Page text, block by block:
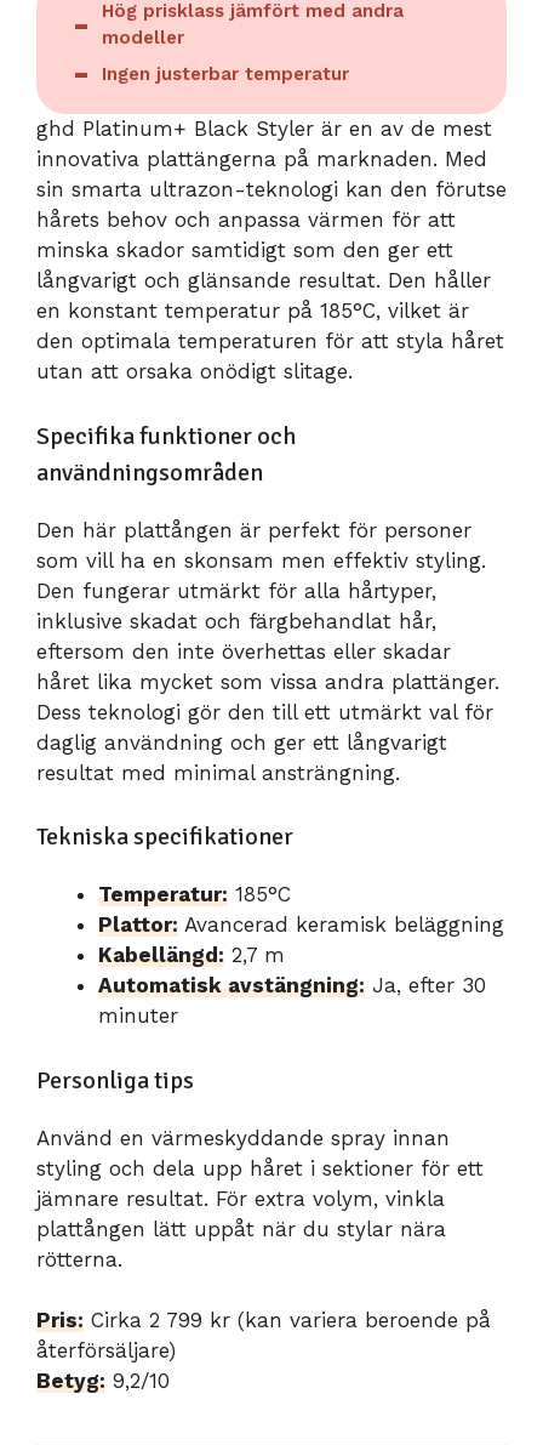
Hög prisklass jämfört med andra
modeller
Ingen justerbar temperatur
ghd Platinum+ Black Styler är en av de mest
innovativa plattängerna på marknaden. Med
sin smarta ultrazon-teknologi kan den förutse
hårets behov och anpassa värmen för att
minska skador samtidigt som den ger ett
långvarigt och glänsande resultat. Den håller
en konstant temperatur på 185°C, vilket är
den optimala temperaturen för att styla håret
utan att orsaka onödigt slitage.
Specifika funktioner och
användningsområden
Den här plattången är perfekt för personer
som vill ha en skonsam men effektiv styling.
Den fungerar utmärkt för alla hårtyper,
inklusive skadat och färgbehandlat hår,
eftersom den inte överhettas eller skadar
håret lika mycket som vissa andra plattänger.
Dess teknologi gör den till ett utmärkt val för
daglig användning och ger ett långvarigt
resultat med minimal ansträngning.
Tekniska specifikationer
Temperatur: 185°C
Plattor: Avancerad keramisk beläggning
Kabellängd: 2,7 m
Automatisk avstängning: Ja, efter 30
minuter
Personliga tips
Använd en värmeskyddande spray innan
styling och dela upp håret i sektioner för ett
jämnare resultat. För extra volym, vinkla
plattången lätt uppåt när du stylar nära
rötterna.
Pris: Cirka 2 799 kr (kan variera beroende på
återförsäljare)
Betyg: 9,2/10